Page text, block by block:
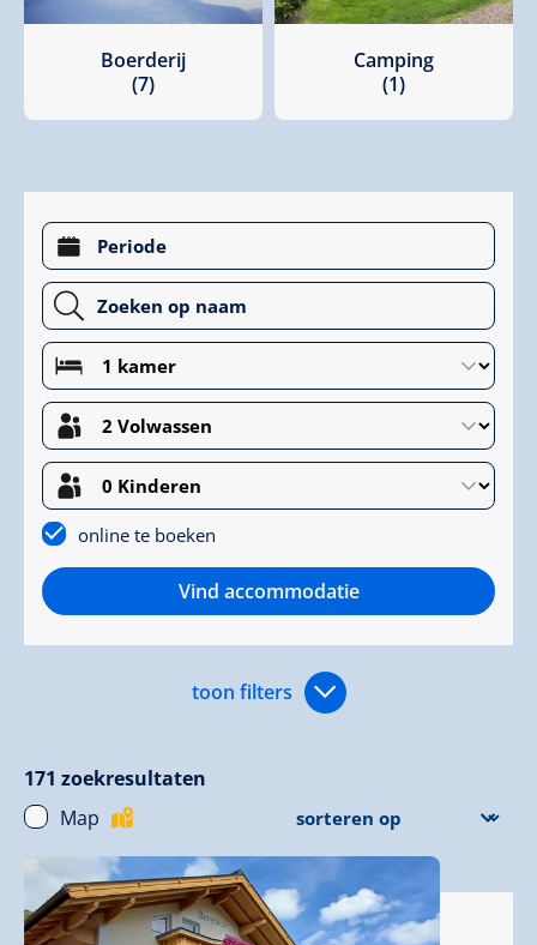
Boerderij
(7)
Camping
(1)
online te boeken
Vind accommodatie
toon filters
171 zoekresultaten
Map